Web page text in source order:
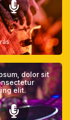
dolor sit
elit.